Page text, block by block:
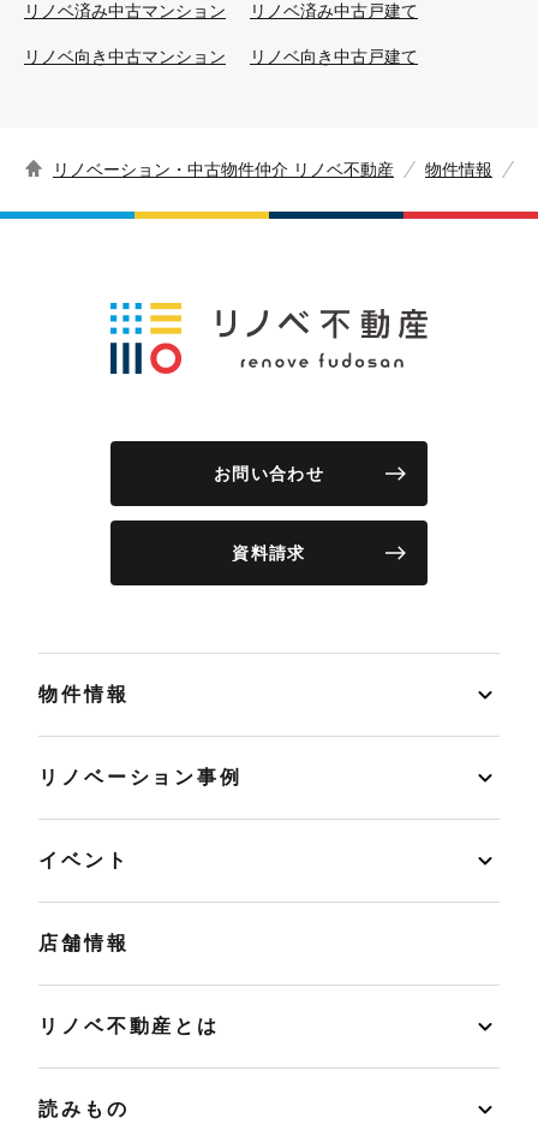
リノベ済み中古マンション リノベ済み中古戸建て
リノベ向き中古マンション リノベ向き中古戸建て
リノベーション・中古物件仲介 リノベ不動産 物件情報
お問い合わせ
資料請求
物件情報
リノベーション事例
イベント
店舗情報
リノベ不動産とは
読みもの